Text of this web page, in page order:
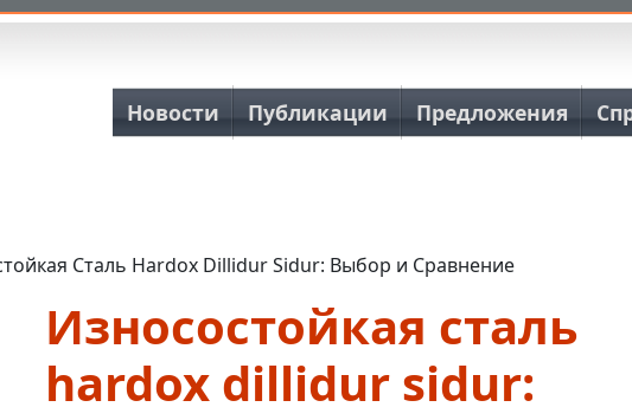
Основная навигация
Новости Публикации Предложения
Сталь Hardox Dillidur Sidur: Выбор и Сравнение
Износостойкая сталь
hardox dillidur sidur: